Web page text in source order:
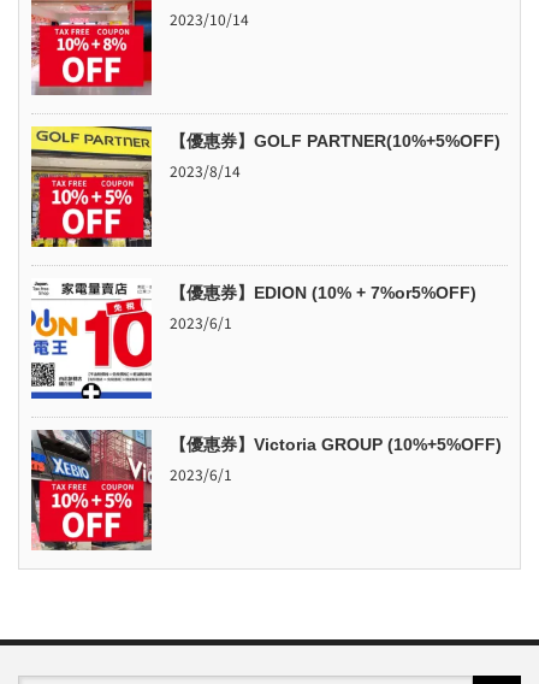
2023/10/14
【優惠券】GOLF PARTNER(10%+5%OFF)
2023/8/14
【優惠券】EDION (10% + 7%or5%OFF)
2023/6/1
【優惠券】Victoria GROUP (10%+5%OFF)
2023/6/1